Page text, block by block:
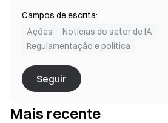
Campos de escrita:
Ações
Notícias do setor de IA
Regulamentação e política
Seguir
Mais recente